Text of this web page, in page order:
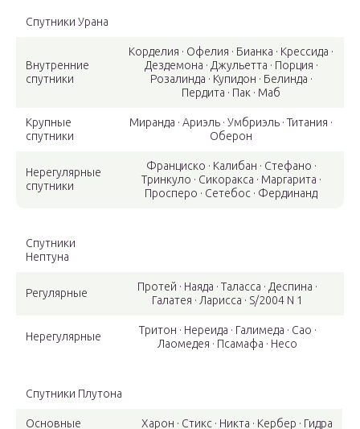
Спутники Урана
Внутренние
спутники
Корделия · Офелия · Бианка · Крессида ·
Дездемона · Джульетта · Порция ·
Розалинда · Купидон · Белинда ·
Пердита · Пак · Маб
Крупные
спутники
Миранда · Ариэль · Умбриэль · Титания ·
Оберон
Нерегулярные
спутники
Франциско · Калибан · Стефано ·
Тринкуло · Сикоракса · Маргарита ·
Просперо · Сетебос · Фердинанд
Спутники
Нептуна
Регулярные
Протей · Наяда · Таласса · Деспина ·
Галатея · Ларисса · S/2004 N 1
Нерегулярные
Тритон · Нереида · Галимеда · Сао ·
Лаомедея · Псамафа · Несо
Спутники Плутона
Основные Харон · Стикс · Никта · Кербер · Гидра